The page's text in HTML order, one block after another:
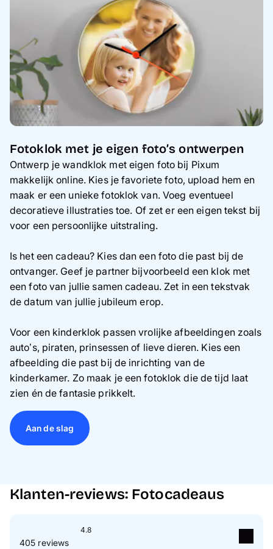
Fotoklok met je eigen foto’s ontwerpen
Ontwerp je wandklok met eigen foto bij Pixum
makkelijk online. Kies je favoriete foto, upload hem en
maak er een unieke fotoklok van. Voeg eventueel
decoratieve illustraties toe. Of zet er een eigen tekst bij
voor een persoonlijke uitstraling.
Is het een cadeau? Kies dan een foto die past bij de
ontvanger. Geef je partner bijvoorbeeld een klok met
een foto van jullie samen cadeau. Zet in een tekstvak
de datum van jullie jubileum erop.
Voor een kinderklok passen vrolijke afbeeldingen zoals
auto’s, piraten, prinsessen of lieve dieren. Kies een
afbeelding die past bij de inrichting van de
kinderkamer. Zo maak je een fotoklok die de tijd laat
zien én de fantasie prikkelt.
Aan de slag
Klanten-reviews: Fotocadeaus
4.8
405 reviews